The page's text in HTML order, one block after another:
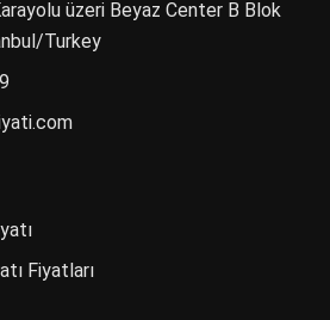
üzeri Beyaz Center B Blok
Turkey
Fiyatları